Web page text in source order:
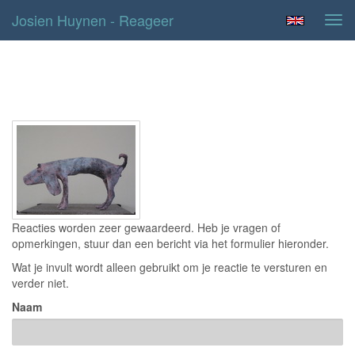
Josien Huynen - Reageer
Reacties worden zeer gewaardeerd. Heb je vragen of
opmerkingen, stuur dan een bericht via het formulier hieronder.
Wat je invult wordt alleen gebruikt om je reactie te versturen en
verder niet.
Naam